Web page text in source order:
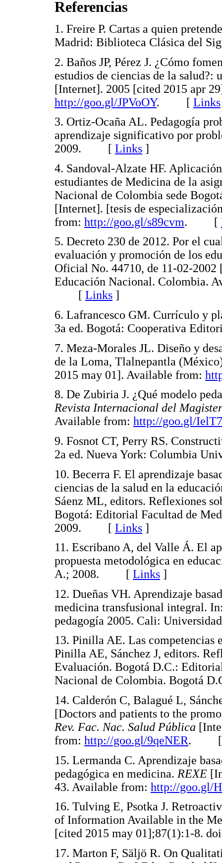
Referencias
1. Freire P. Cartas a quien
Madrid: Biblioteca Clásica
2. Baños JP, Pérez J. ¿Cómo
estudios de ciencias de la salud?:
[Internet]. 2005 [cited 2015 apr
http://goo.gl/JPVoOY. [ Links
3. Ortiz-Ocaña AL. Pedagogía
aprendizaje significativo por
2009. [ Links ]
4. Sandoval-Alzate HF.
estudiantes de Medicina de la
Nacional de Colombia sede
[Internet]. [tesis de
from: http://goo.gl/s89cvm. [
5. Decreto 230 de 2012. Por el
evaluación y promoción de los
Oficial No. 44710, de 11-02-
Educación Nacional. Colombia.
[ Links ]
6. Lafrancesco GM. Currículo y
3a ed. Bogotá: Cooperativa
7. Meza-Morales JL. Diseño y
de la Loma, Tlalnepantla
2015 may 01]. Available from:
8. De Zubiria J. ¿Qué modelo
Revista Internacional del
Available from: http://goo.gl/
9. Fosnot CT, Perry RS.
2a ed. Nueva York: Columbia
10. Becerra F. El aprendizaje
ciencias de la salud en la
Sáenz ML, editors. Reflexiones
Bogotá: Editorial Facultad de
2009. [ Links ]
11. Escribano A, del Valle Á. El
propuesta metodológica en
A.; 2008. [ Links ]
12. Dueñas VH. Aprendizaje
medicina transfusional integral.
pedagogía 2005. Cali:
13. Pinilla AE. Las competencias
Pinilla AE, Sánchez J, editors.
Evaluación. Bogotá D.C.:
Nacional de Colombia.
14. Calderón C, Balagué L,
[Doctors and patients to the
Rev. Fac. Nac. Salud Pública
from: http://goo.gl/9qeNER.
15. Lermanda C. Aprendizaje
pedagógica en medicina. REXE
43. Available from: http://goo.gl/
16. Tulving E, Psotka J.
of Information Available in the
[cited 2015 may 01];87(1):1-8.
17. Marton F, Säljö R. On